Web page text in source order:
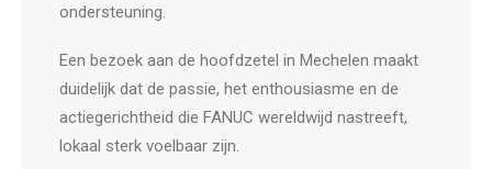
ondersteuning.
Een bezoek aan de hoofdzetel in Mechelen maakt
duidelijk dat de passie, het enthousiasme en de
actiegerichtheid die FANUC wereldwijd nastreeft,
lokaal sterk voelbaar zijn.